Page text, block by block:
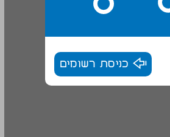
כניסת רשומים